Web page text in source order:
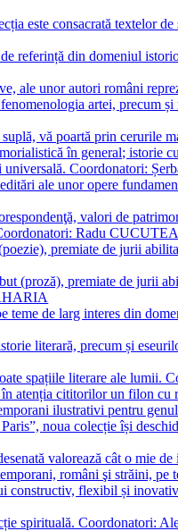
este consacrată textelor
referință din domeniul
ale unor autori români
artei, precum
vă poartă prin
în general; istorie
universală. Coordonatori:
ale unor opere
valori de
Radu
premiate de jurii
(proză), premiate de jurii
teme de larg interes din
literară, precum și
spațiile literare ale
atenția cititorilor un filon
ilustrativi pentru
noua colecție își
valorează cât o
români şi străini,
constructiv, flexibil și
spirituală. Coordonatori: